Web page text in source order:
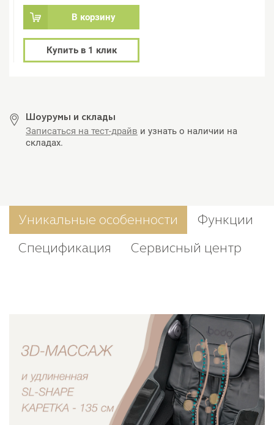
В корзину
Купить в 1 клик
Шоурумы и склады
Записаться на тест-драйв и узнать о наличии на
складах.
Уникальные особенности
Функции
Спецификация
Сервисный центр